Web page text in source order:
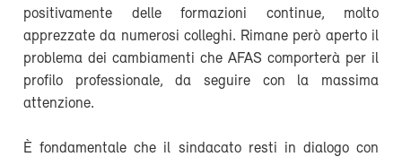
positivamente delle formazioni continue, molto
apprezzate da numerosi colleghi. Rimane però aperto il
problema dei cambiamenti che AFAS comporterà per il
profilo professionale, da seguire con la massima
attenzione.
È fondamentale che il sindacato resti in dialogo con